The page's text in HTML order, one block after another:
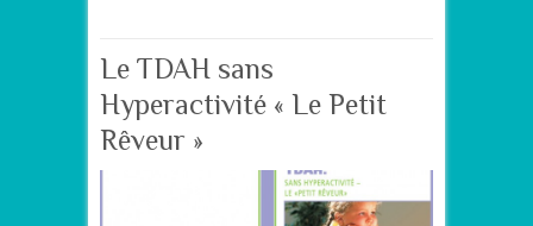
Le TDAH sans
Hyperactivité « Le Petit
Rêveur »